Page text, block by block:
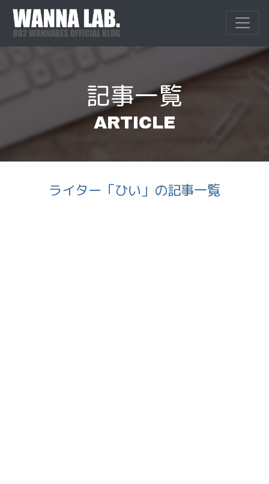
Skip
content
記事一覧
ARTICLE
ライター「ひい」の記事一覧